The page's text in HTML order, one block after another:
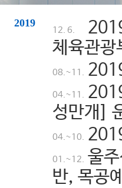
2019
12. 6.
체육관광
08.~11.
04.~11.
성만개]
04.~10.
01.~12. 울
반, 목공